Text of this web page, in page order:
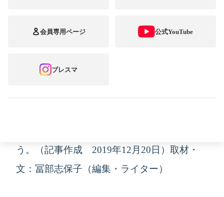
会員専用ページ 公式YouTube
ブレスマ
2019年3月28日、東京・大手町で報道関係者
開催しました。テーマは「矯正歯科治療にお
う。
（記事作成 2019年12月20日）取材・
文：冨部志保子（編集・ライター）